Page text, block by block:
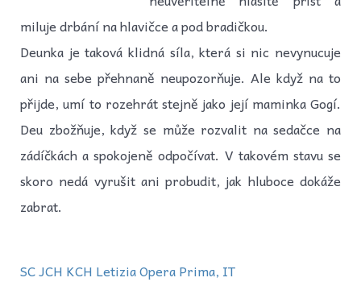
miluje drbání na hlavičce a pod bradičkou.
Deunka je taková klidná síla, která si nic nevynucuje
ani na sebe přehnaně neupozorňuje. Ale když na to
přijde, umí to rozehrát stejně jako její maminka Gogí.
Deu zbožňuje, když se může rozvalit na sedačce na
zádíčkách a spokojeně odpočívat. V takovém stavu se
skoro nedá vyrušit ani probudit, jak hluboce dokáže
zabrat.
SC JCH KCH Letizia Opera Prima, IT